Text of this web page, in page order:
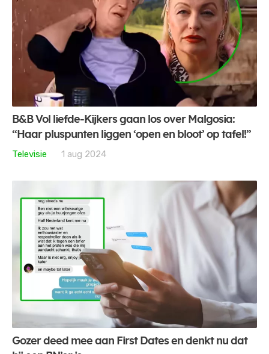
B&B Vol liefde-Kijkers gaan los over Malgosia:
“Haar pluspunten liggen ‘open en bloot’ op tafel!”
Televisie
1 aug 2024
Gozer deed mee aan First Dates en denkt nu dat